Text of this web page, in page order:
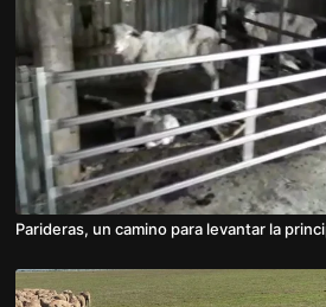
Parideras, un camino para levantar la